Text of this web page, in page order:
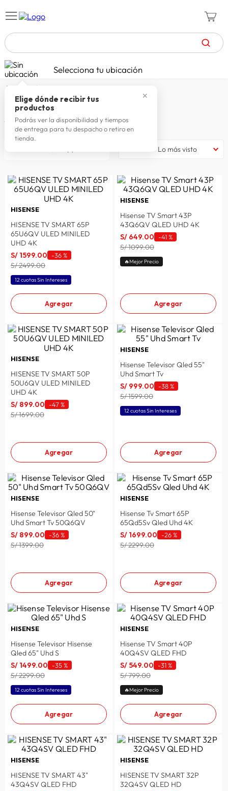
TÉRMINOS MÁS BUSCADOS
1. zapatillas mujer
2. celulares
3. zapatillas hombre
4. moda
zapatillas
7. terrex
laptop
9. spiderman
10. lavadora
Selecciona tu ubicación
✕
Elige dónde recibir tus
productos
Podrás ver la disponibilidad y tiempos
de entrega para tu despacho o retiro en
tienda.
hisense
HISENSE
13 productos
Lo más visto
HISENSE
HISENSE TV SMART 65P
65U6QV ULED MINILED
UHD 4K
S/ 1599.00 -36 %
S/ 2499.00
12 cuotas Sin Intereses
Agregar
HISENSE
Hisense TV Smart 43P
43Q6QV QLED UHD 4K
S/ 649.00 -41 %
S/ 1099.00
🔥Mejor Precio
Agregar
HISENSE
HISENSE TV SMART 50P
50U6QV ULED MINILED
UHD 4K
S/ 899.00 -47 %
S/ 1699.00
Agregar
HISENSE
Hisense Televisor Qled 55"
Uhd Smart Tv
S/ 999.00 -38 %
S/ 1599.00
12 cuotas Sin Intereses
Agregar
HISENSE
Hisense Televisor Qled 50"
Uhd Smart Tv 50Q6QV
S/ 899.00 -36 %
S/ 1399.00
Agregar
HISENSE
Hisense Tv Smart 65P
65Qd5Sv Qled Uhd 4K
S/ 1699.00 -26 %
S/ 2299.00
Agregar
HISENSE
Hisense Televisor Hisense
Qled 65" Uhd S
S/ 1499.00 -35 %
S/ 2299.00
12 cuotas Sin Intereses
Agregar
HISENSE
Hisense TV Smart 40P
40Q4SV QLED FHD
S/ 549.00 -31 %
S/ 799.00
🔥Mejor Precio
Agregar
HISENSE
HISENSE TV SMART 43"
43Q4SV QLED FHD
HISENSE
HISENSE TV SMART 32P
32Q4SV QLED HD